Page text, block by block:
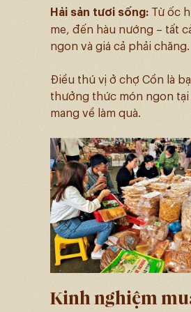
Hải sản tươi sống: Từ ốc
me, đến hàu nướng – tất
ngon và giá cả phải chăng.
Điều thú vị ở chợ Cồn là
thưởng thức món ngon tại
mang về làm quà.
Kinh nghiệm